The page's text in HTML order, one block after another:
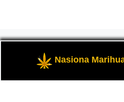
marihuanie THC i konopi CBD,
cannabis i
Nasiona